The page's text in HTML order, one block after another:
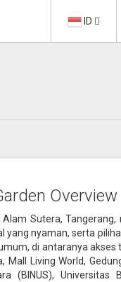
ID
Overview
Sutera,
yang nyaman, serta
di antaranya akses
Mall Living World,
(BINUS), Universitas